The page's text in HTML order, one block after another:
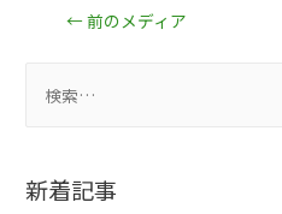
←前のメディア
新着記事